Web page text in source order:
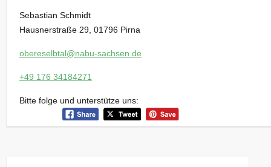
Sebastian Schmidt
Hausnerstraße 29, 01796 Pirna
obereselbtal@nabu-sachsen.de
+49 176 34184271
Bitte folge und unterstütze uns: